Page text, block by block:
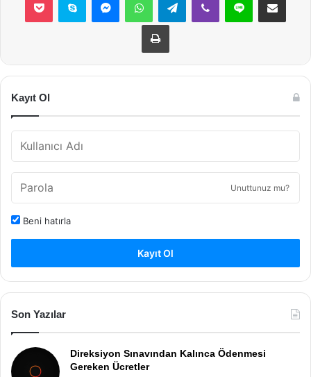
Yazdır
Kayıt Ol
Unuttunuz mu?
Beni hatırla
Kayıt Ol
Son Yazılar
Direksiyon Sınavından Kalınca Ödenmesi
Gereken Ücretler